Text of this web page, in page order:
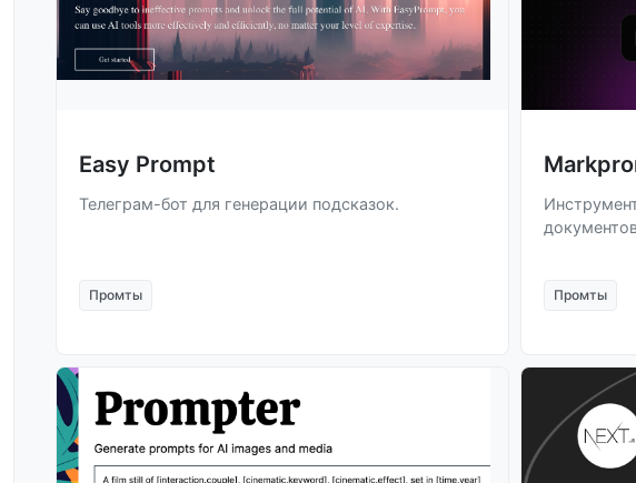
Easy Prompt
Телеграм-бот для генерации подсказок.
Промты Промты